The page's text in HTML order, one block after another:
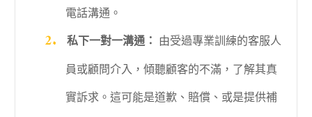
電話溝通。
私下一對一溝通： 由受過專業訓練的客服人
員或顧問介入，傾聽顧客的不滿，了解其真
實訴求。這可能是道歉、賠償、或是提供補